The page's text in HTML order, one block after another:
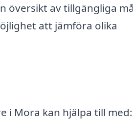
översikt av tillgängliga
att jämföra olika
i Mora kan hjälpa till med: